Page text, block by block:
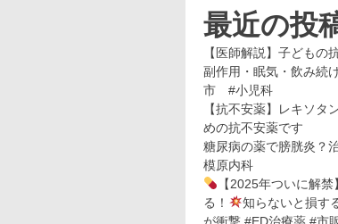
最近の投
【医師解説】子どもの
副作用・眠気・飲み続
市 #小児科
【抗不安薬】レキソタ
めの抗不安薬です
糖尿病の薬で膀胱炎？
模原内科
【2025年ついに解
る！
知らないと損す